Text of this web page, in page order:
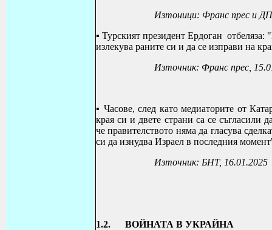
Изтоници: Франс прес и
▪ Турският президент Ердоган
излекува раните си и да се изправи на
Източник: Франс прес,
▪ Часове, след като медиаторите от
края си и двете страни са се съгласили
че правителството няма да гласува
си да изнудва Израел в последния
Източник: БНТ, 16.01.2025
1.2. ВОЙНАТА В УКРАЙНА